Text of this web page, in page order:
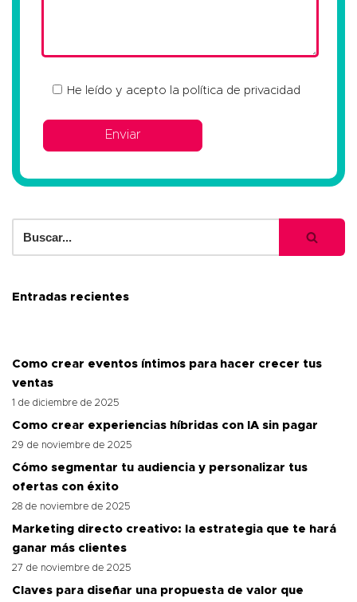
He leído y acepto la política de privacidad
Entradas recientes
Como crear eventos íntimos para hacer crecer tus
ventas
1 de diciembre de 2025
Como crear experiencias híbridas con IA sin pagar
29 de noviembre de 2025
Cómo segmentar tu audiencia y personalizar tus
ofertas con éxito
28 de noviembre de 2025
Marketing directo creativo: la estrategia que te hará
ganar más clientes
27 de noviembre de 2025
Claves para diseñar una propuesta de valor que